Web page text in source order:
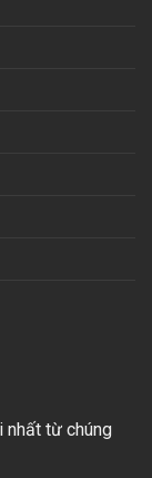
nhất từ chúng